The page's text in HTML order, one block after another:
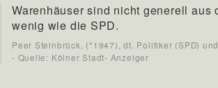
Warenhäuser sind nicht generell aus
wenig wie die SPD.
Peer Steinbrück, (*1947), dt. Politiker (SPD)
- Quelle: Kölner Stadt- Anzeiger